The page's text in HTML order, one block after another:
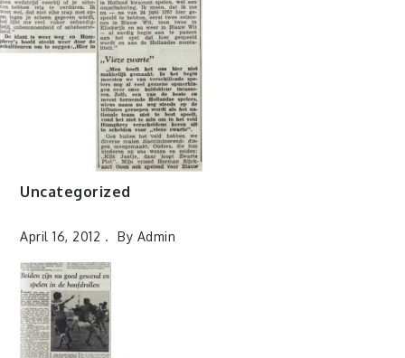
Uncategorized
April 16, 2012 By Admin